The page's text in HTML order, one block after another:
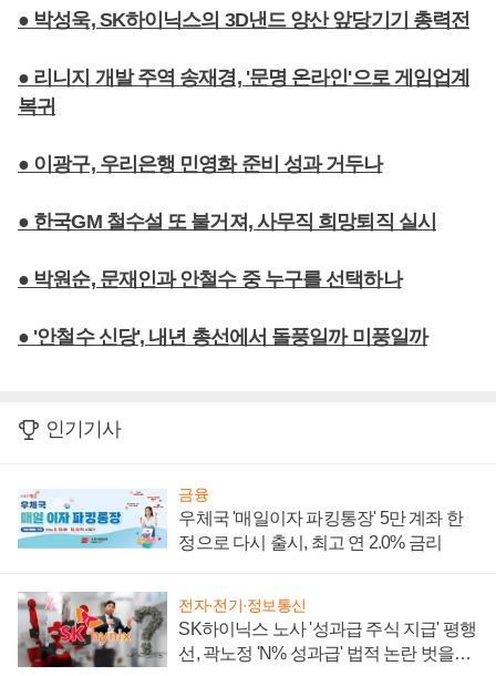
● 박성욱, SK하이닉스의 3D낸드 양산 앞당기기 총력전
● 리니지 개발 주역 송재경, '문명 온라인'으로 게임업계
복귀
● 이광구, 우리은행 민영화 준비 성과 거두나
● 한국GM 철수설 또 불거져, 사무직 희망퇴직 실시
● 박원순, 문재인과 안철수 중 누구를 선택하나
● '안철수 신당', 내년 총선에서 돌풍일까 미풍일까
인기기사
금융
우체국 '매일이자 파킹통장' 5만 계좌 한
정으로 다시 출시, 최고 연 2.0% 금리
전자·전기·정보통신
SK하이닉스 노사 '성과급 주식 지급' 평행
선, 곽노정 'N% 성과급' 법적 논란 벗을지